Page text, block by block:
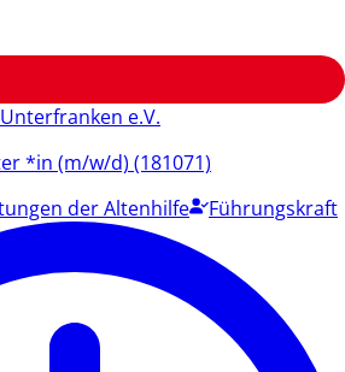
e.V.
*in (m/w/d) (181071)
der Altenhilfe Führungskraft